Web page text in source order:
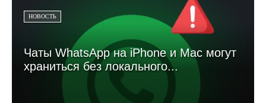
НОВОСТЬ
Чаты WhatsApp на iPhone и Mac могут
храниться без локального...